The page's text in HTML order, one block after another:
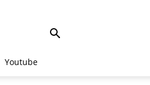
Youtube